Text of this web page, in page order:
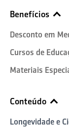
Benefícios
Desconto em
Cursos de
Materiais
Conteúdo
Longevidade e